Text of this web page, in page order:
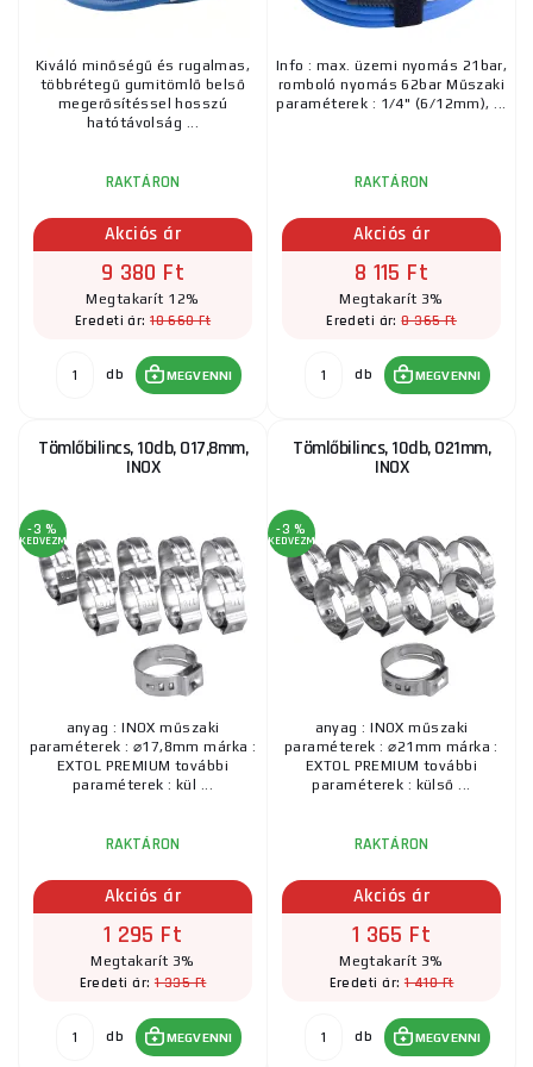
különféle munkakörülményeknek, és hosszú távú
Kiválasztással, vásárlással vagy fizetéssel kapcsolatos
tanácsért ne habozzon kapcsolatba lépni velünk, szívesen
Kiváló minőségű és rugalmas,
többrétegű gumitömlő belső
megerősítéssel hosszú
hatótávolság ...
RAKTÁRON
Akciós ár
9 380 Ft
Megtakarít 12%
Eredeti ár:10 660 Ft
db MEGVENNI
Info : max. üzemi nyomás 21bar,
romboló nyomás 62bar Műszaki
paraméterek : 1/4" (6/12mm), ...
RAKTÁRON
Akciós ár
8 115 Ft
Megtakarít 3%
Eredeti ár:8 365 Ft
db MEGVENNI
Tömlőbilincs, 10db, O17,8mm,
INOX
-3 %
KEDVEZMÉNY
anyag : INOX műszaki
paraméterek : ⌀17,8mm márka :
EXTOL PREMIUM további
paraméterek : kül ...
RAKTÁRON
Akciós ár
1 295 Ft
Megtakarít 3%
Eredeti ár:1 335 Ft
db MEGVENNI
Tömlőbilincs, 10db, O21mm,
INOX
-3 %
KEDVEZMÉNY
anyag : INOX műszaki
paraméterek : ⌀21mm márka :
EXTOL PREMIUM további
paraméterek : külső ...
RAKTÁRON
Akciós ár
1 365 Ft
Megtakarít 3%
Eredeti ár:1 410 Ft
db MEGVENNI